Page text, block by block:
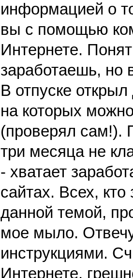
информацией о
вы с помощью
Интернете.
заработаешь, но
В отпуске
на которых
(проверял сам!).
три месяца не
- хватает
сайтах. Всех, кто
данной темой,
мое мыло.
инструкциями.
Интернете,